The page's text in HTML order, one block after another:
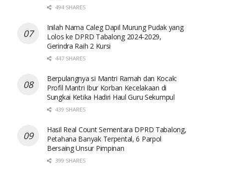
494 SHARES
Inilah Nama Caleg Dapil Murung Pudak yang
Lolos ke DPRD Tabalong 2024-2029,
Gerindra Raih 2 Kursi
447 SHARES
Berpulangnya si Mantri Ramah dan Kocak:
Profil Mantri Ibur Korban Kecelakaan di
Sungkai Ketika Hadiri Haul Guru Sekumpul
439 SHARES
Hasil Real Count Sementara DPRD Tabalong,
Petahana Banyak Terpental, 6 Parpol
Bersaing Unsur Pimpinan
399 SHARES